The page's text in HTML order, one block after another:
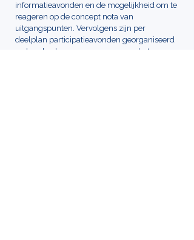
informatieavonden en de mogelijkheid om te
reageren op de concept nota van
uitgangspunten. Vervolgens zijn per
deelplan participatieavonden georganiseerd
en konden bewoners reageren op het